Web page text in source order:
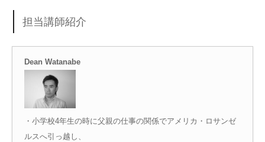
担当講師紹介
Dean Watanabe
・小学校4年生の時に父親の仕事の関係でアメリカ・ロサンゼ
ルスへ引っ越し、